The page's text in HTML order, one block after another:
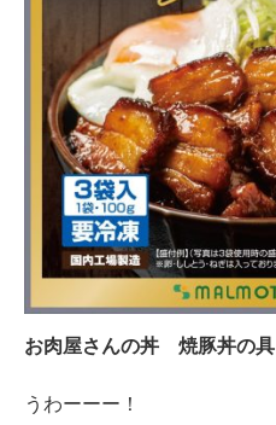
お肉屋さんの丼 焼豚丼の具
うわーーー！